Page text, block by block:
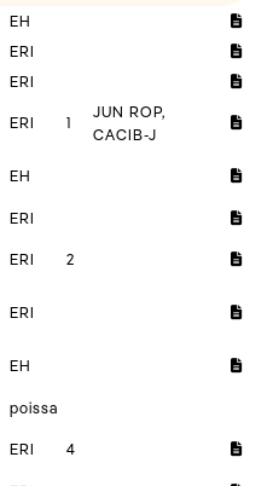
EH
ERI
ERI
ERI 1
JUN ROP,
CACIB-J
EH
ERI
ERI 2
ERI
EH
poissa
ERI 4